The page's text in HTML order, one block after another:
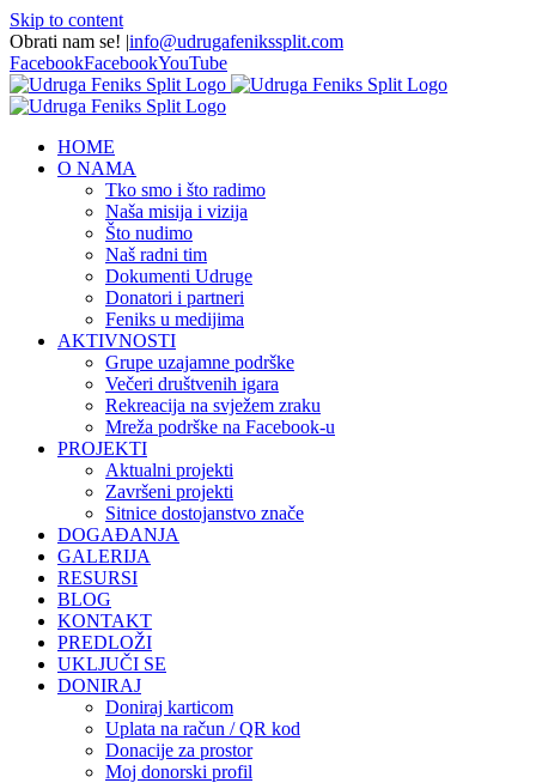
Skip to content
Obrati nam se! |info@udrugafenikssplit.com
FacebookFacebookYouTube
HOME
O NAMA
Tko smo i što radimo
Naša misija i vizija
Što nudimo
Naš radni tim
Dokumenti Udruge
Donatori i partneri
Feniks u medijima
AKTIVNOSTI
Grupe uzajamne podrške
Večeri društvenih igara
Rekreacija na svježem zraku
Mreža podrške na Facebook-u
PROJEKTI
Aktualni projekti
Završeni projekti
Sitnice dostojanstvo znače
DOGAĐANJA
GALERIJA
RESURSI
BLOG
KONTAKT
PREDLOŽI
UKLJUČI SE
DONIRAJ
Doniraj karticom
Uplata na račun / QR kod
Donacije za prostor
Moj donorski profil